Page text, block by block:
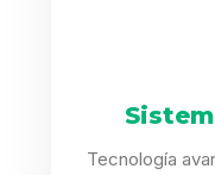
Tecnología